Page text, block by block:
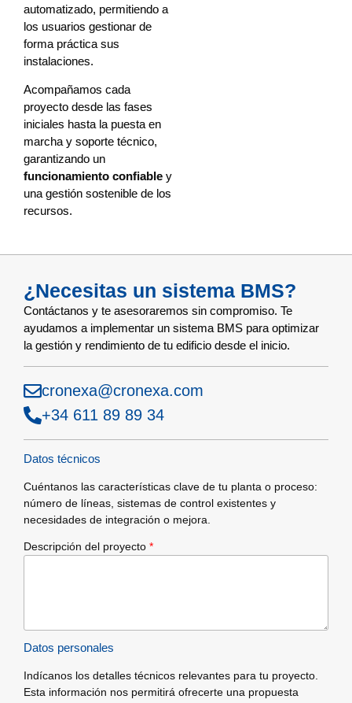
automatizado, permitiendo a
los usuarios gestionar de
forma práctica sus
instalaciones.
Acompañamos cada
proyecto desde las fases
iniciales hasta la puesta en
marcha y soporte técnico,
garantizando un
funcionamiento confiable y
una gestión sostenible de los
recursos.
¿Necesitas un sistema BMS?
Contáctanos y te asesoraremos sin compromiso. Te
ayudamos a implementar un sistema BMS para optimizar
la gestión y rendimiento de tu edificio desde el inicio.
cronexa@cronexa.com
+34 611 89 89 34
Datos técnicos
Cuéntanos las características clave de tu planta o proceso:
número de líneas, sistemas de control existentes y
necesidades de integración o mejora.
Descripción del proyecto *
Datos personales
Indícanos los detalles técnicos relevantes para tu proyecto.
Esta información nos permitirá ofrecerte una propuesta